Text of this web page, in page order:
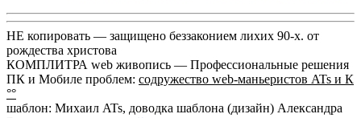
НЕ копировать — защищено беззаконием лихих 90-х. от
рождества христова
КОМПЛИТРА web живопись — Профессиональные решения
ПК и Мобиле проблем: содружество web-маньеристов ATs и К
°°
шаблон: Михаил ATs, доводка шаблона (дизайн) Александра